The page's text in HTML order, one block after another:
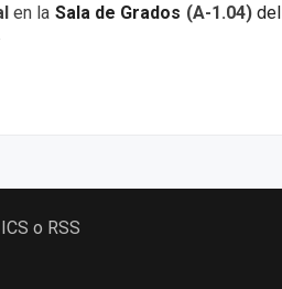
en la Sala de Grados (A-1.04)del
o RSS